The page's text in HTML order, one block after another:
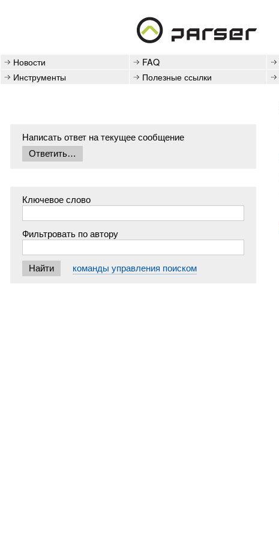
Новости FAQ
Инструменты
Полезные ссылки
Написать ответ на текущее сообщение
Ключевое слово
Фильтровать по автору
команды управления поиском